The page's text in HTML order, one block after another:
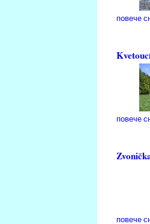
повече
повече
повече